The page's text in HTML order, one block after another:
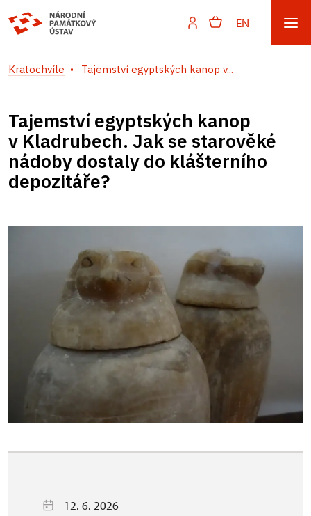
EN
Kratochvíle Tajemství egyptských kanop v...
Tajemství egyptských kanop
v Kladrubech. Jak se starověké
nádoby dostaly do klášterního
depozitáře?
12. 6. 2026